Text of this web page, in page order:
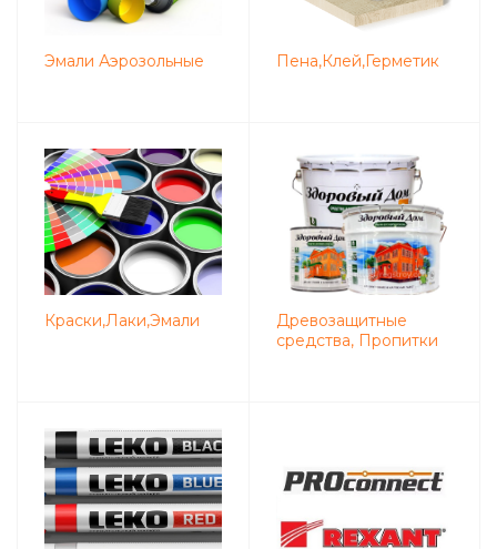
Эмали Аэрозольные Пена,Клей,Герметик
Краски,Лаки,Эмали
Древозащитные
средства, Пропитки